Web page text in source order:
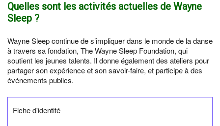
Quelles sont les activités actuelles de Wayne
Sleep ?
Wayne Sleep continue de s’impliquer dans le monde de la danse
à travers sa fondation, The Wayne Sleep Foundation, qui
soutient les jeunes talents. Il donne également des ateliers pour
partager son expérience et son savoir-faire, et participe à des
événements publics.
Fiche d'identité